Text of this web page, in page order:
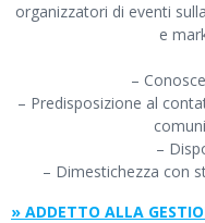
organizzatori di eventi
e
–
– Predisposizione al
–
– Dimestichezza con
» ADDETTO ALLA